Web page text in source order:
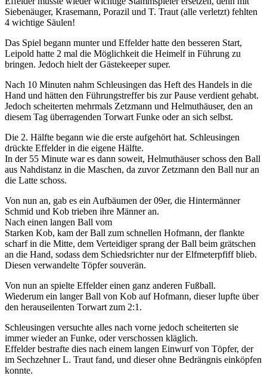
Siebenäuger, Krasemann, Porazil und T. Traut (alle verletzt) fehlten
4 wichtige Säulen!
Das Spiel begann munter und Effelder hatte den besseren Start,
Leipold hatte 2 mal die Möglichkeit die Heimelf in Führung zu
bringen. Jedoch hielt der Gästekeeper super.
Nach 10 Minuten nahm Schleusingen das Heft des Handels in die
Hand und hätten den Führungstreffer bis zur Pause verdient gehabt.
Jedoch scheiterten mehrmals Zetzmann und Helmuthäuser, den an
diesem Tag überragenden Torwart Funke oder an sich selbst.
Die 2. Hälfte begann wie die erste aufgehört hat. Schleusingen
drückte Effelder in die eigene Hälfte.
In der 55 Minute war es dann soweit, Helmuthäuser schoss den Ball
aus Nahdistanz in die Maschen, da zuvor Zetzmann den Ball nur an
die Latte schoss.
Von nun an, gab es ein Aufbäumen der 09er, die Hintermänner
Schmid und Kob trieben ihre Männer an.
Nach einen langen Ball vom
Starken Kob, kam der Ball zum schnellen Hofmann, der flankte
scharf in die Mitte, dem Verteidiger sprang der Ball beim grätschen
an die Hand, sodass dem Schiedsrichter nur der Elfmeterpfiff blieb.
Diesen verwandelte Töpfer souverän.
Von nun an spielte Effelder einen ganz anderen Fußball.
Wiederum ein langer Ball von Kob auf Hofmann, dieser lupfte über
den herauseilenten Torwart zum 2:1.
Schleusingen versuchte alles nach vorne jedoch scheiterten sie
immer wieder an Funke, oder verschossen kläglich.
Effelder bestrafte dies nach einem langen Einwurf von Töpfer, der
im Sechzehner L. Traut fand, und dieser ohne Bedrängnis einköpfen
konnte.